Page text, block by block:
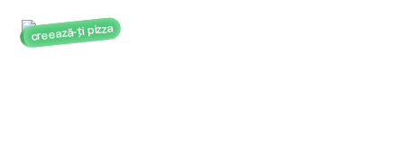
creează-ți pizza